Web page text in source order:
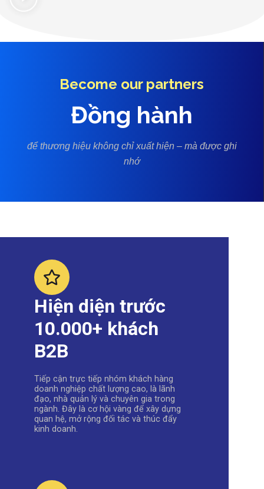
Become our partners
Đồng hành
để thương hiệu không chỉ xuất hiện – mà được ghi
nhớ
Hiện diện trước
10.000+ khách
B2B
Tiếp cận trực tiếp nhóm khách hàng
doanh nghiệp chất lượng cao, là lãnh
đạo, nhà quản lý và chuyên gia trong
ngành. Đây là cơ hội vàng để xây dựng
quan hệ, mở rộng đối tác và thúc đẩy
kinh doanh.